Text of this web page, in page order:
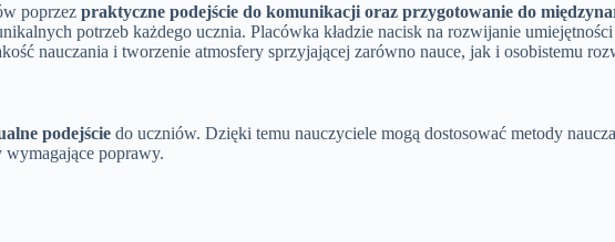
poprzez praktyczne podejście do komunikacji oraz przygotowanie do
potrzeb każdego ucznia. Placówka kładzie nacisk na rozwijanie
nauczania i tworzenie atmosfery sprzyjającej zarówno nauce, jak i osobistemu
podejście do uczniów. Dzięki temu nauczyciele mogą dostosować metody
poprawy.